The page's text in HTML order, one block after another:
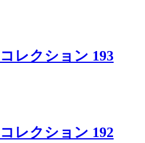
レクション 193
レクション 192